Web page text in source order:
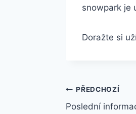
snowpark je
Doražte si
Navigace
PŘEDCHOZÍ
Poslední